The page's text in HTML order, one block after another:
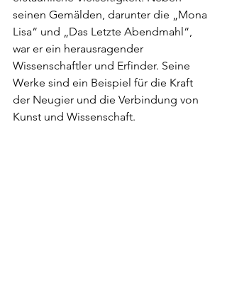
seinen Gemälden, darunter die „Mona
Lisa“ und „Das Letzte Abendmahl“,
war er ein herausragender
Wissenschaftler und Erfinder. Seine
Werke sind ein Beispiel für die Kraft
der Neugier und die Verbindung von
Kunst und Wissenschaft.